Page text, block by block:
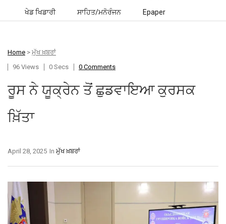
ਖੇਡ ਖਿਡਾਰੀ ਸਾਹਿਤ/ਮਨੋਰੰਜਨ Epaper
Home > ਮੁੱਖ ਖ਼ਬਰਾਂ
96 Views
0 Secs 0 Comments
ਰੂਸ ਨੇ ਯੂਕ੍ਰੇਨ ਤੋਂ ਛੁਡਵਾਇਆ ਕੁਰਸਕ
ਖ਼ਿੱਤਾ
In ਮੁੱਖ ਖ਼ਬਰਾਂ
April 28, 2025